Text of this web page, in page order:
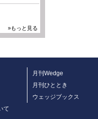
»もっと見る
て
月刊Wedge
月刊ひととき
ウェッジブックス